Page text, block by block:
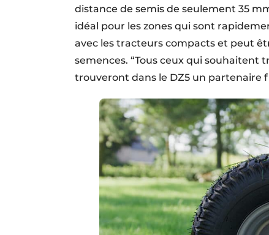
distance de semis de seulement 35
idéal pour les zones qui sont
avec les tracteurs compacts et peut
semences. “Tous ceux qui souhaitent
trouveront dans le DZ5 un partenaire